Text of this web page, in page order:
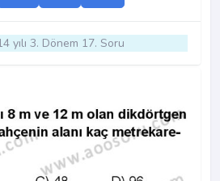
yılı 3. Dönem 17. Soru